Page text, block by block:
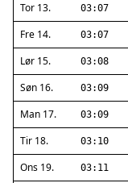
Tor 13. 03:07
Fre 14. 03:07
Lør 15. 03:08
Søn 16. 03:09
Man 17. 03:09
Tir 18. 03:10
Ons 19. 03:11